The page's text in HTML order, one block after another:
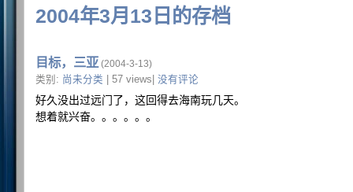
2004年3月13日的存档
目标，三亚(2004-3-13)
类别: 尚未分类 | 57 views| 没有评论
好久没出过远门了，这回得去海南玩几天。
想着就兴奋。。。。。。